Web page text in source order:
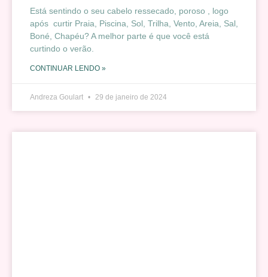
Está sentindo o seu cabelo ressecado, poroso , logo
após curtir Praia, Piscina, Sol, Trilha, Vento, Areia, Sal,
Boné, Chapéu? A melhor parte é que você está
curtindo o verão.
CONTINUAR LENDO »
Andreza Goulart 29 de janeiro de 2024